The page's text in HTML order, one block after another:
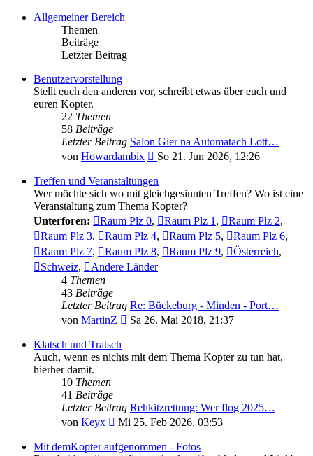
Allgemeiner Bereich
Themen
Beiträge
Letzter Beitrag
Benutzervorstellung
Stellt euch den anderen vor, schreibt etwas über euch und
euren Kopter.
22 Themen
58 Beiträge
Letzter Beitrag Salon Gier na Automatach Lott…
von Howardambix
Neuester
So 21. Jun 2026, 12:26
Treffen und Veranstaltungen
Wer möchte sich wo mit gleichgesinnten Treffen? Wo ist eine
Veranstaltung zum Thema Kopter?
Unterforen:
Raum Plz 0, Raum Plz 1, Raum Plz 2,
Raum Plz 3, Raum Plz 4, Raum Plz 5, Raum Plz 6,
Raum Plz 7, Raum Plz 8, Raum Plz 9, Österreich,
Schweiz,
Andere Länder
4 Themen
43 Beiträge
Letzter Beitrag Re: Bückeburg - Minden - Port…
von MartinZ
Neuester
Sa 26. Mai 2018, 21:37
Klatsch und Tratsch
Auch, wenn es nichts mit dem Thema Kopter zu tun hat,
hierher damit.
10 Themen
41 Beiträge
Letzter Beitrag Rehkitzrettung: Wer flog 2025…
von Keyx
Neuester
Mi 25. Feb 2026, 03:53
Mit demKopter aufgenommen - Fotos